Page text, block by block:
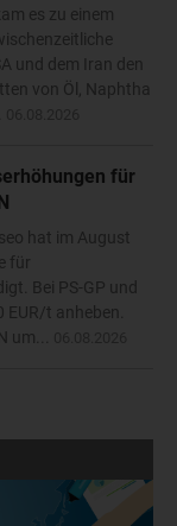
es zu einem
und dem Iran den
von Öl, Naphtha
für
hat im August
für
Bei PS-GP und
t anheben.
um...